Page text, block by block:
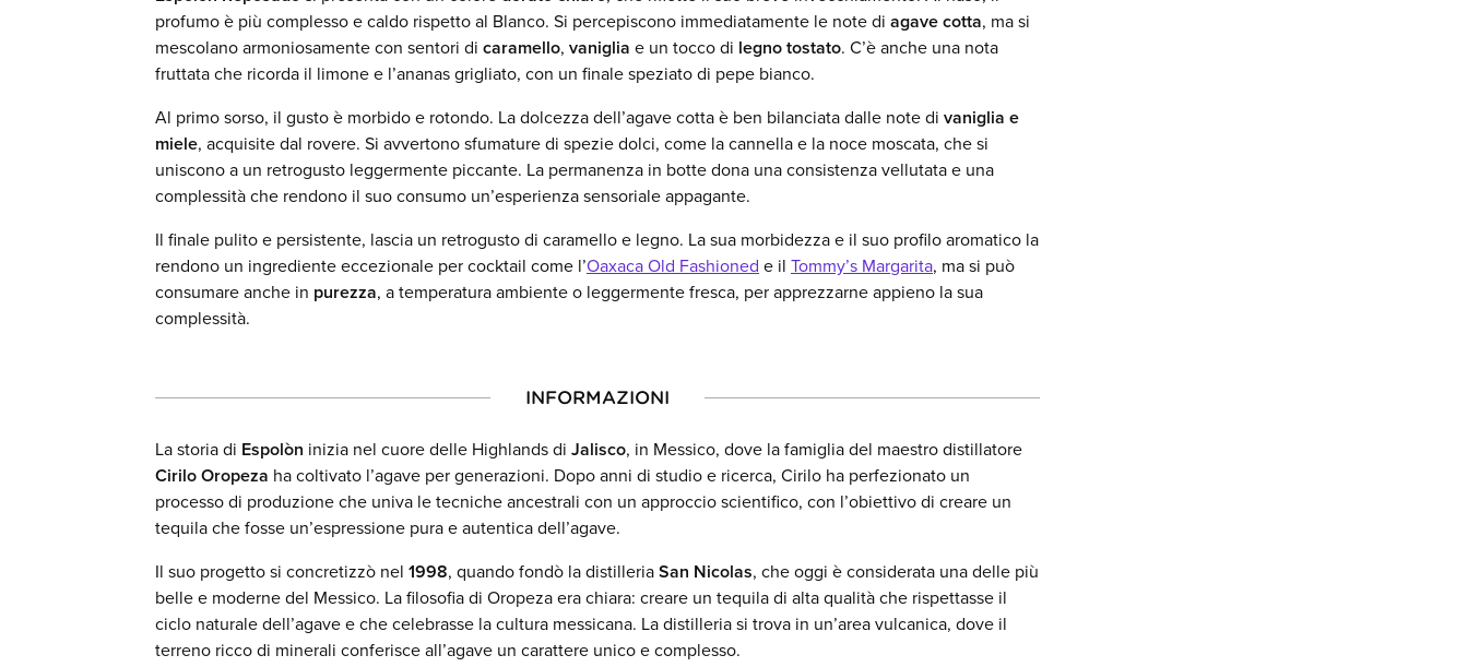
profumo è più complesso e caldo rispetto al Blanco. Si percepiscono immediatamente le note di agave cotta, ma si
mescolano armoniosamente con sentori di caramello, vaniglia e un tocco di legno tostato. C’è anche una nota
fruttata che ricorda il limone e l’ananas grigliato, con un finale speziato di pepe bianco.
Al primo sorso, il gusto è morbido e rotondo. La dolcezza dell’agave cotta è ben bilanciata dalle note di vaniglia e
miele, acquisite dal rovere. Si avvertono sfumature di spezie dolci, come la cannella e la noce moscata, che si
uniscono a un retrogusto leggermente piccante. La permanenza in botte dona una consistenza vellutata e una
complessità che rendono il suo consumo un’esperienza sensoriale appagante.
Il finale pulito e persistente, lascia un retrogusto di caramello e legno. La sua morbidezza e il suo profilo aromatico la
rendono un ingrediente eccezionale per cocktail come l’Oaxaca Old Fashioned e il Tommy’s Margarita, ma si può
consumare anche in purezza, a temperatura ambiente o leggermente fresca, per apprezzarne appieno la sua
complessità.
INFORMAZIONI
La storia di Espolòn inizia nel cuore delle Highlands di Jalisco, in Messico, dove la famiglia del maestro distillatore
Cirilo Oropeza ha coltivato l’agave per generazioni. Dopo anni di studio e ricerca, Cirilo ha perfezionato un
processo di produzione che univa le tecniche ancestrali con un approccio scientifico, con l’obiettivo di creare un
tequila che fosse un’espressione pura e autentica dell’agave.
Il suo progetto si concretizzò nel 1998, quando fondò la distilleriaSan Nicolas, che oggi è considerata una delle più
belle e moderne del Messico. La filosofia di Oropeza era chiara: creare un tequila di alta qualità che rispettasse il
ciclo naturale dell’agave e che celebrasse la cultura messicana. La distilleria si trova in un’area vulcanica, dove il
terreno ricco di minerali conferisce all’agave un carattere unico e complesso.